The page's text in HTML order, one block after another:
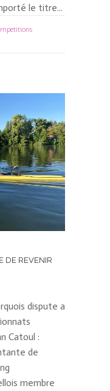
le titre...
DE REVENIR
dispute a
Catoul :
de
membre